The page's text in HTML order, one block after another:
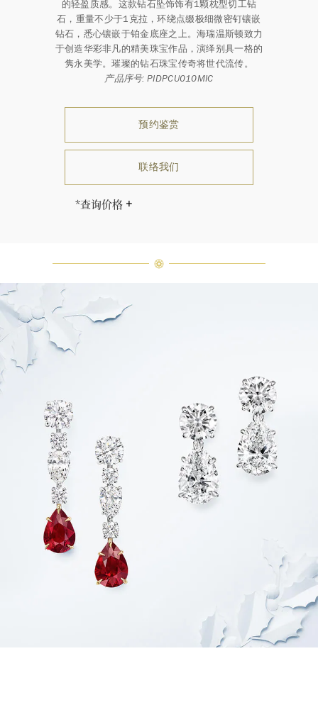
的轻盈质感。这款钻石坠饰饰有1颗枕型切工钻
石，重量不少于1克拉，环绕点缀极细微密钉镶嵌
钻石，悉心镶嵌于铂金底座之上。海瑞温斯顿致力
于创造华彩非凡的精美珠宝作品，演绎别具一格的
隽永美学。璀璨的钻石珠宝传奇将世代流传。
产品序号: PIDPCU010MIC
预约鉴赏
联络我们
*查询价格
宝石皆与众不同而采用独特镶嵌方
如有疑问，敬请咨询客户服务。